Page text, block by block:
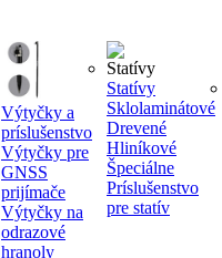
Výtyčky a
príslušenstvo
Výtyčky pre
GNSS
prijímače
Výtyčky na
odrazové
hranoly
Statívy
Sklolaminátové
Drevené
Hliníkové
Špeciálne
Príslušenstvo
pre statív